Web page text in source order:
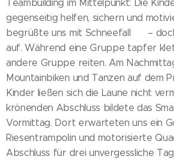
Teambuilding im Mittelpunkt: Die
gegenseitig helfen, sichern und
begrüßte uns mit Schneefall 🙃 –
auf. Während eine Gruppe tapfer
andere Gruppe reiten. Am
Mountainbiken und Tanzen auf dem
Kinder ließen sich die Laune nicht
krönenden Abschluss bildete das
Vormittag. Dort erwarteten uns ein
Riesentrampolin und motorisierte
Abschluss für drei unvergessliche